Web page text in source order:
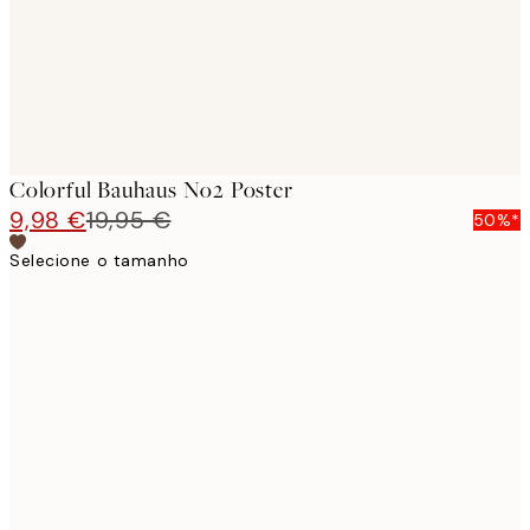
Colorful Bauhaus No2 Poster
9,98 €19,95 €
50%*
Selecione o tamanho